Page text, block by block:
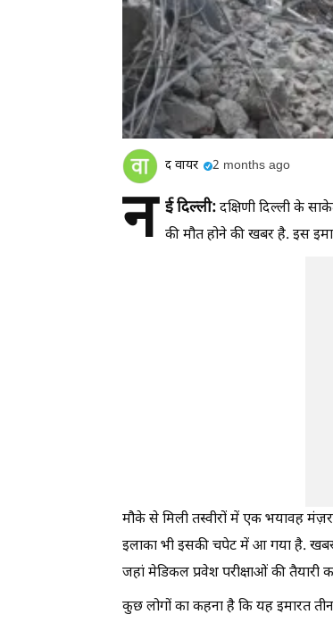
द वायर 2 months ago
न ई दिल्ली:दक्षिणी दिल्ली के
की मौत होने की खबर है. इस
मौके से मिली तस्वीरों में एक भयावह
इलाका भी इसकी चपेट में आ गया है.
जहां मेडिकल प्रवेश परीक्षाओं की
कुछ लोगों का कहना है कि यह इमारत